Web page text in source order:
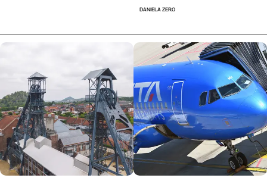
D'Aosta
Veneto
Archivio
Storico
1955-
2014
DANIELA ZERO